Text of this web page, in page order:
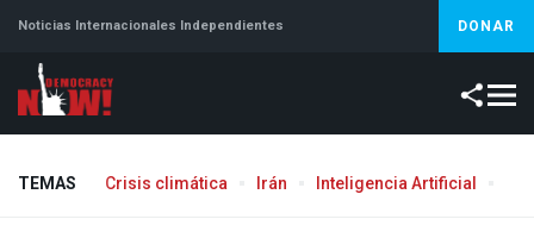
Noticias Internacionales Independientes DONAR
TEMAS Crisis climática Irán Inteligencia Artificial